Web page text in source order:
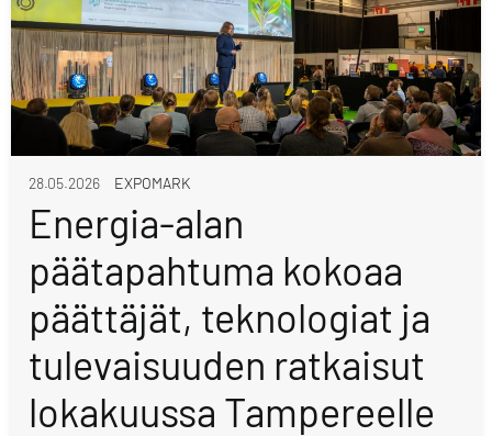
28.05.2026 EXPOMARK
Energia-alan
päätapahtuma kokoaa
päättäjät, teknologiat ja
tulevaisuuden ratkaisut
lokakuussa Tampereelle